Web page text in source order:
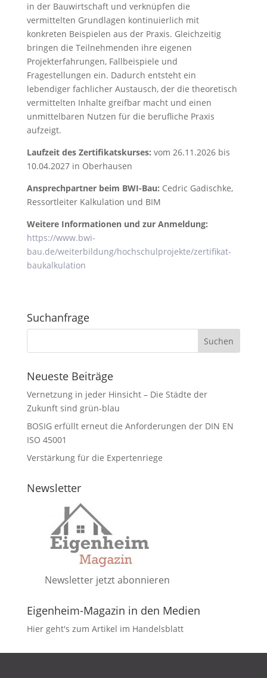
in der Bauwirtschaft und verknüpfen die
vermittelten Grundlagen kontinuierlich mit
konkreten Beispielen aus der Praxis. Gleichzeitig
bringen die Teilnehmenden ihre eigenen
Projekterfahrungen, Fallbeispiele und
Fragestellungen ein. Dadurch entsteht ein
lebendiger fachlicher Austausch, der die theoretisch
vermittelten Inhalte greifbar macht und einen
unmittelbaren Nutzen für die berufliche Praxis
aufzeigt.
Laufzeit des Zertifikatskurses: vom 26.11.2026 bis
10.04.2027 in Oberhausen
Ansprechpartner beim BWI-Bau: Cedric Gadischke,
Ressortleiter Kalkulation und BIM
Weitere Informationen und zur Anmeldung:
https://www.bwi-
bau.de/weiterbildung/hochschulprojekte/zertifikat-
baukalkulation
Suchanfrage
Neueste Beiträge
Vernetzung in jeder Hinsicht – Die Städte der
Zukunft sind grün-blau
BOSIG erfüllt erneut die Anforderungen der DIN EN
ISO 45001
Verstärkung für die Expertenriege
Newsletter
Newsletter jetzt abonnieren
Eigenheim-Magazin in den Medien
Hier geht's zum Artikel im Handelsblatt
DATENSCHUTZ